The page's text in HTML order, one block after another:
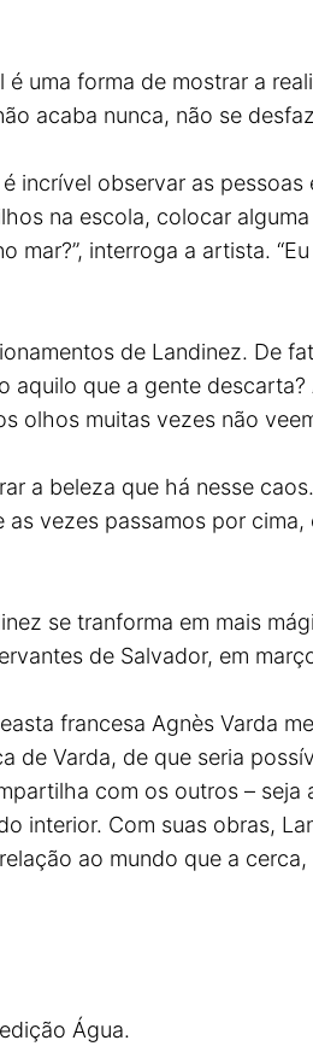
uma forma de mostrar a
acaba nunca, não se
incrível observar as
na escola, colocar
interroga a artista.
de Landinez. De
aquilo que a gente
olhos muitas vezes não
a beleza que há nesse
as vezes passamos por
se tranforma em mais
de Salvador, em
francesa Agnès Varda
de Varda, de que seria
com os outros –
interior. Com suas obras,
ao mundo que a
Água.